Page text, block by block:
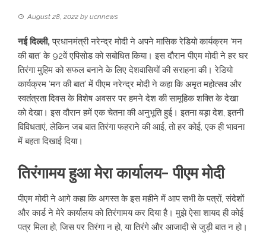
August 28, 2022 by ucnnews
नई दिल्ली, प्रधानमंत्री नरेन्द्र मोदी ने अपने मासिक रेडियो कार्यक्रम ‘मन
की बात’ के 92वें एपिसोड को सबोधित किया। इस दौरान पीएम मोदी ने हर घर
तिरंगा मुहिम को सफल बनाने के लिए देशवासियों की सराहना की। रेडियो
कार्यक्रम ‘मन की बात’ में पीएम नरेन्द्र मोदी ने कहा कि अमृत महोत्सव और
स्वतंत्रता दिवस के विशेष अवसर पर हमने देश की सामूहिक शक्ति के देखा
को देखा। इस दौरान हमें एक चेतना की अनुभूति हुई। इतना बड़ा देश, इतनी
विविधताएं, लेकिन जब बात तिरंगा फहराने की आई, तो हर कोई, एक ही भावना
में बहता दिखाई दिया।
तिरंगामय हुआ मेरा कार्यालय- पीएम मोदी
पीएम मोदी ने आगे कहा कि अगस्त के इस महीने में आप सभी के पत्रों, संदेशों
और कार्ड ने मेरे कार्यालय को तिरंगामय कर दिया है। मुझे ऐसा शायद ही कोई
पत्र मिला हो, जिस पर तिरंगा न हो, या तिरंगे और आजादी से जुड़ी बात न हो।